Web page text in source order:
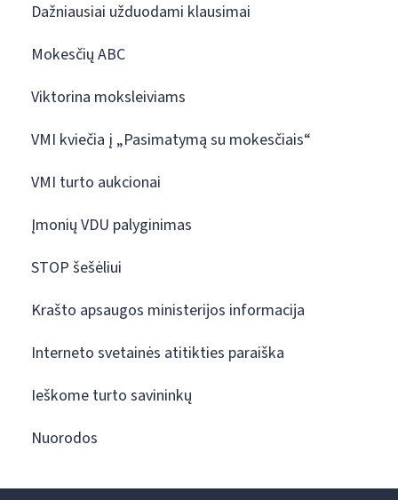
Dažniausiai užduodami klausimai
Mokesčių ABC
Viktorina moksleiviams
VMI kviečia į „Pasimatymą su mokesčiais“
VMI turto aukcionai
Įmonių VDU palyginimas
STOP šešėliui
Krašto apsaugos ministerijos informacija
Interneto svetainės atitikties paraiška
Ieškome turto savininkų
Nuorodos